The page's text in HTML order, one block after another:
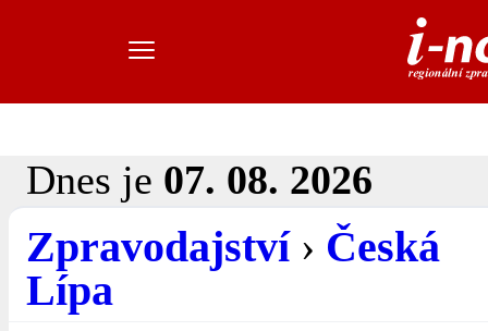
Dnes je 07. 08. 2026
Zpravodajství› Česká
Lípa